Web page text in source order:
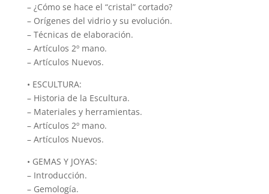
– ¿Cómo se hace el “cristal” cortado?
– Orígenes del vidrio y su evolución.
– Técnicas de elaboración.
– Artículos 2º mano.
– Artículos Nuevos.
• ESCULTURA:
– Historia de la Escultura.
– Materiales y herramientas.
– Artículos 2º mano.
– Artículos Nuevos.
• GEMAS Y JOYAS:
– Introducción.
– Gemología.